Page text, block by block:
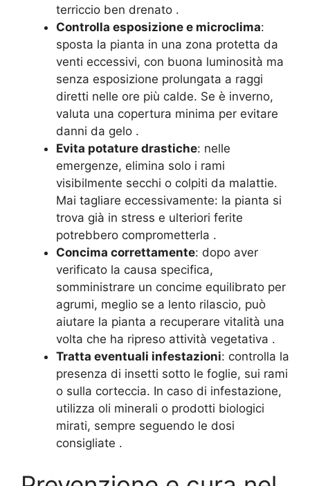
terriccio ben drenato .
Controlla esposizione e microclima:
sposta la pianta in una zona protetta da
venti eccessivi, con buona luminosità ma
senza esposizione prolungata a raggi
diretti nelle ore più calde. Se è inverno,
valuta una copertura minima per evitare
danni da gelo .
Evita potature drastiche: nelle
emergenze, elimina solo i rami
visibilmente secchi o colpiti da malattie.
Mai tagliare eccessivamente: la pianta si
trova già in stress e ulteriori ferite
potrebbero comprometterla .
Concima correttamente: dopo aver
verificato la causa specifica,
somministrare un concime equilibrato per
agrumi, meglio se a lento rilascio, può
aiutare la pianta a recuperare vitalità una
volta che ha ripreso attività vegetativa .
Tratta eventuali infestazioni: controlla la
presenza di insetti sotto le foglie, sui rami
o sulla corteccia. In caso di infestazione,
utilizza oli minerali o prodotti biologici
mirati, sempre seguendo le dosi
consigliate .